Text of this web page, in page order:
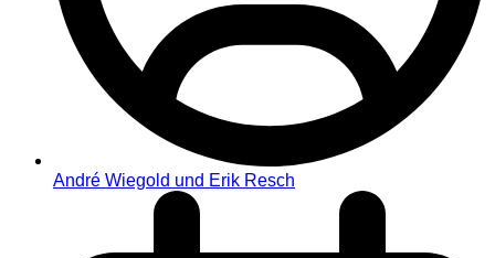
André Wiegold und Erik Resch